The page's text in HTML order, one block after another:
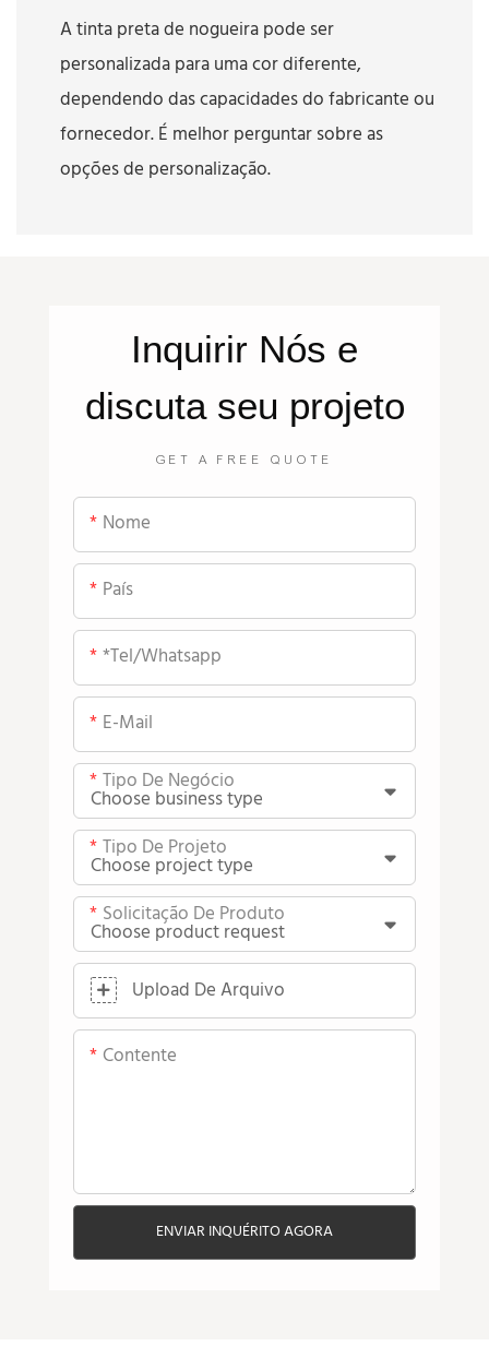
A tinta preta de nogueira pode ser
personalizada para uma cor diferente,
dependendo das capacidades do fabricante ou
fornecedor. É melhor perguntar sobre as
opções de personalização.
Inquirir Nós e
discuta seu projeto
GET A FREE QUOTE
Nome
País
*tel/whatsapp
E-Mail
Tipo De Negócio
Tipo De Projeto
Solicitação De Produto
Upload De Arquivo
Contente
ENVIAR INQUÉRITO AGORA